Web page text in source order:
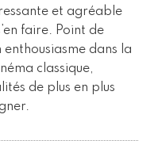
et agréable
faire. Point de
dans la
classique,
de plus en plus